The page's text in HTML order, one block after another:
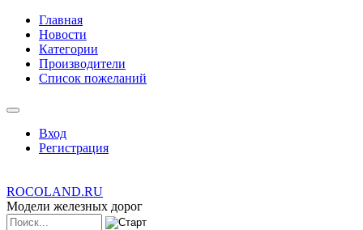
Главная
Новости
Категории
Производители
Список пожеланий
Вход
Регистрация
ROCOLAND.RU
Модели железных дорог